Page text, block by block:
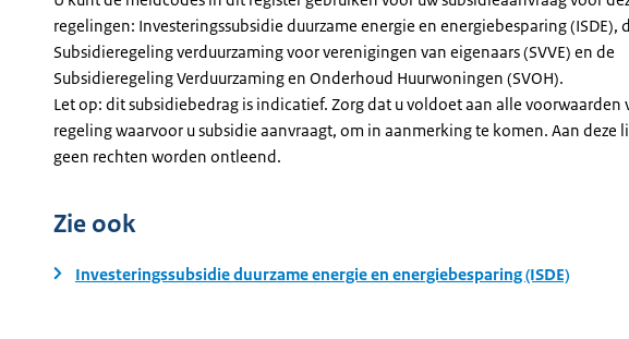
regelingen: Investeringssubsidie duurzame energie en energiebesparing (ISDE),
Subsidieregeling verduurzaming voor verenigingen van eigenaars (SVVE) en de
Subsidieregeling Verduurzaming en Onderhoud Huurwoningen (SVOH).
Let op: dit subsidiebedrag is indicatief. Zorg dat u voldoet aan alle voorwaarden
regeling waarvoor u subsidie aanvraagt, om in aanmerking te komen. Aan deze
geen rechten worden ontleend.
Zie ook
Investeringssubsidie duurzame energie en energiebesparing (ISDE)